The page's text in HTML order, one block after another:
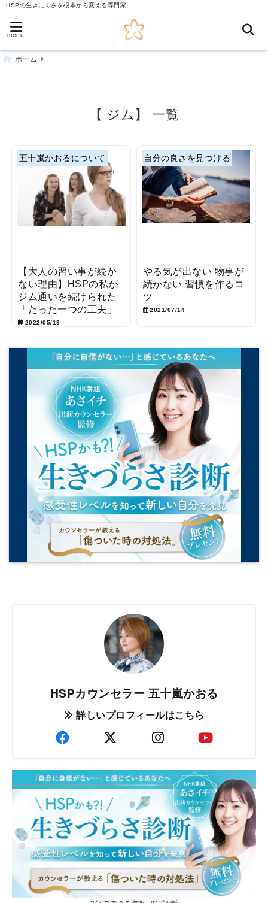
HSPの生きにくさを根本から変える専門家
menu
ホーム
【 ジム】 一覧
五十嵐かおるについて
【大人の習い事が続か
ない理由】HSPの私が
ジム通いを続けられた
「たった一つの工夫」
2022/05/19
自分の良さを見つける
やる気が出ない 物事が
続かない 習慣を作るコ
ツ
2021/07/14
HSPカウンセラー 五十嵐かおる
詳しいプロフィールはこちら